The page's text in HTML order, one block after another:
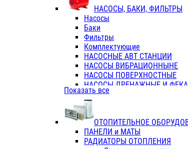
ТРОЙНИКИ
ТРОЙНИКИ С
КОЛЬЦА РЕЗИНОВЫЕ
ТРУБЫ НАПОРНЫЕ
ТРУБЫ
ТРУБЫ
НАСОСЫ, БАКИ, ФИЛЬТРЫ
Насосы
Баки
Фильтры
Комплектующие
НАСОСНЫЕ АВТ СТАНЦИИ
НАСОСЫ ВИБРАЦИОННЫНЕ
НАСОСЫ ПОВЕРХНОСТНЫЕ
НАСОСЫ ДРЕНАЖНЫЕ И
НАСОСЫ ПОВЫСИТ и
НАСОСЫ СКВАЖИННЫЕ
Показать все
ОТОПИТЕЛЬНОЕ
ПАНЕЛИ и МАТЫ
РАДИАТОРЫ ОТОПЛЕНИЯ